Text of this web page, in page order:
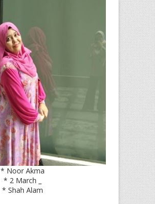
* Noor Akma
* 2 March _
* Shah Alam